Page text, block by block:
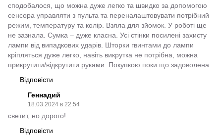
сподобалося, що можна дуже легко та швидко за допомогою
сенсора управляти з пульта та переналаштовувати потрібний
режим, температуру та колір. Взяла для зйомок. У роботі ще
не зазнала. Сумка – дуже класна. Усі стінки посилені захисту
лампи від випадкових ударів. Шторки гвинтами до лампи
кріпляться дуже легко, навіть викрутка не потрібна, можна
прикрутити/відкрутити руками. Покупкою поки що задоволена.
Відповісти
Геннадий
18.03.2024 в 22:54
светит, но дорого!
Відповісти